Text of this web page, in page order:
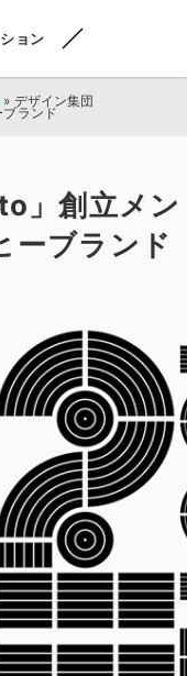
ョン
» デザイン集団
ランド
」創立メン
ーブランド